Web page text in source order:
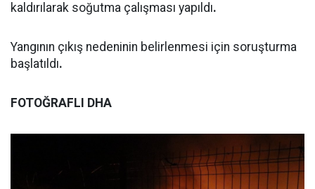
kaldırılarak soğutma çalışması yapıldı.
Yangının çıkış nedeninin belirlenmesi için soruşturma
başlatıldı.
FOTOĞRAFLI DHA